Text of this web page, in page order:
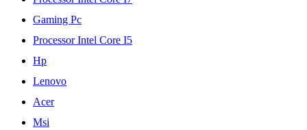
Gaming Pc
Processor Intel Core I5
Hp
Lenovo
Acer
Msi